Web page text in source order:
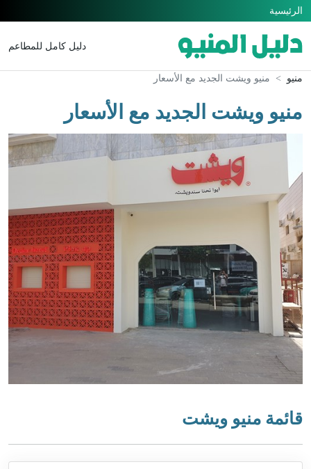
الرئيسية
دليل كامل للمطاعم
منيو منيو ويشت الجديد مع الأسعار
منيو ويشت الجديد مع الأسعار
قائمة منيو ويشت